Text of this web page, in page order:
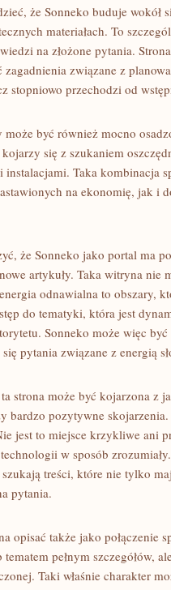
że Sonneko buduje wokół
materiałach. To
na złożone pytania.
zagadnienia związane z
stopniowo przechodzi od
może być również mocno
się z szukaniem
instalacjami. Taka kombinacja
na ekonomię, jak i
że Sonneko jako portal ma
artykuły. Taka witryna nie
odnawialna to obszary,
do tematyki, która jest
Sonneko może więc
pytania związane z energią
strona może być kojarzona z
bardzo pozytywne
jest to miejsce krzykliwe ani
w sposób
szukają treści, które nie tylko
pytania.
opisać także jako
pełnym szczegółów,
Taki właśnie charakter